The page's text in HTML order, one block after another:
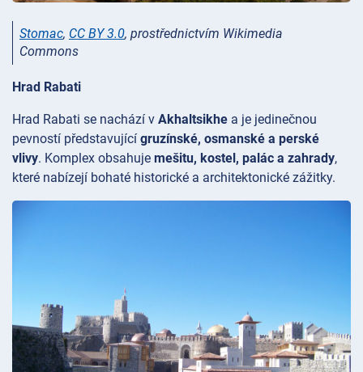
Stomac, CC BY 3.0, prostřednictvím Wikimedia
Commons
Hrad Rabati
Hrad Rabati se nachází v Akhaltsikhe a je jedinečnou
pevností představující gruzínské, osmanské a perské
vlivy. Komplex obsahuje mešitu, kostel, palác a zahrady,
které nabízejí bohaté historické a architektonické zážitky.